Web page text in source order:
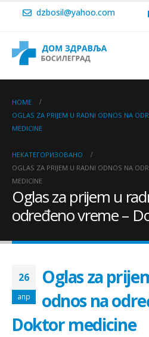
dzbosil@yahoo.com
HOME
OGLAS ZA PRIJEM U RADNI ODNOS NA
MEDICINE
НЕКАТЕГОРИЗОВАНО
OGLAS ZA PRIJEM U RADNI ODNOS NA
MEDICINE
Oglas za prijem u
određeno vreme –
26
апр
Oglas za
odnos na
Doktor medicine